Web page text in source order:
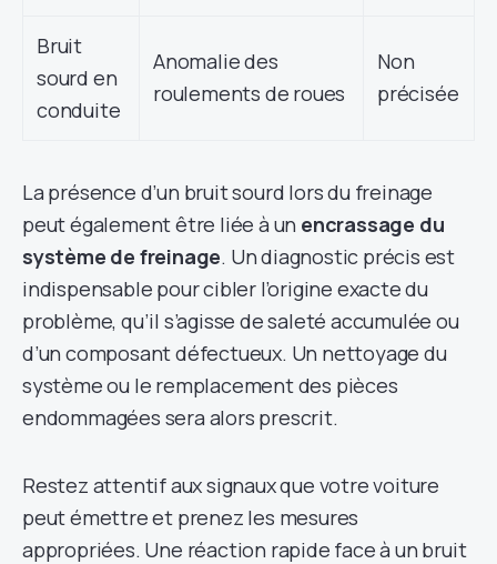
Bruit
sourd en
conduite
Anomalie des
roulements de roues
Non
précisée
La présence d’un bruit sourd lors du freinage
peut également être liée à un encrassage du
système de freinage. Un diagnostic précis est
indispensable pour cibler l’origine exacte du
problème, qu’il s’agisse de saleté accumulée ou
d’un composant défectueux. Un nettoyage du
système ou le remplacement des pièces
endommagées sera alors prescrit.
Restez attentif aux signaux que votre voiture
peut émettre et prenez les mesures
appropriées. Une réaction rapide face à un bruit